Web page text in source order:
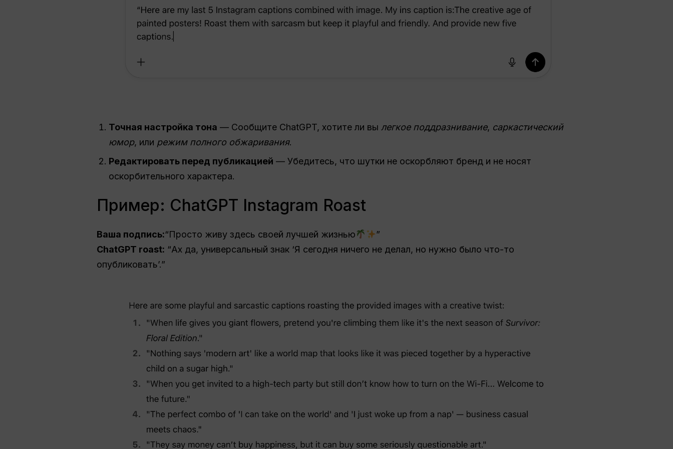
Точная настройка тона — Сообщите ChatGPT, хотите ли вы легкое поддразнивание, саркастический
юмор, или режим полного обжаривания.
Редактировать перед публикацией — Убедитесь, что шутки не оскорбляют бренд и не носят
оскорбительного характера.
Пример: ChatGPT Instagram Roast
Ваша подпись:“Просто живу здесь своей лучшей жизнью
”
ChatGPT roast: “Ах да, универсальный знак ‘Я сегодня ничего не делал, но нужно было что-то
опубликовать’.”